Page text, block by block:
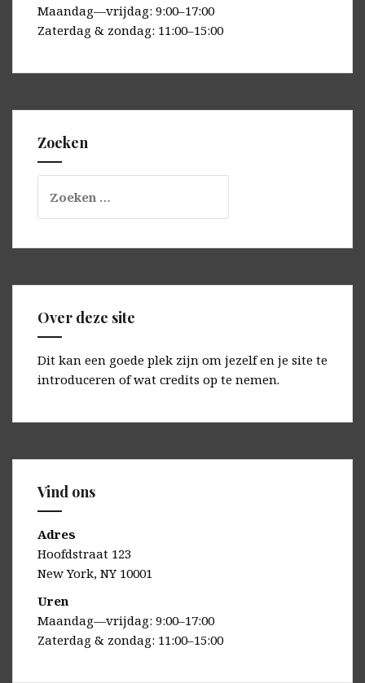
Maandag—vrijdag: 9:00–17:00
Zaterdag & zondag: 11:00–15:00
Zoeken
naar:
Over deze site
Dit kan een goede plek zijn om jezelf en je site te
introduceren of wat credits op te nemen.
Vind ons
Adres
Hoofdstraat 123
New York, NY 10001
Uren
Maandag—vrijdag: 9:00–17:00
Zaterdag & zondag: 11:00–15:00